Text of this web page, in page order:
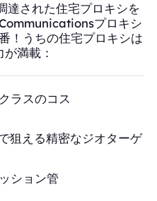
達された住宅プロキシを
プロキシ
！うちの住宅プロキシは
満載：
ラスのコス
狙える精密なジオターゲ
ション管